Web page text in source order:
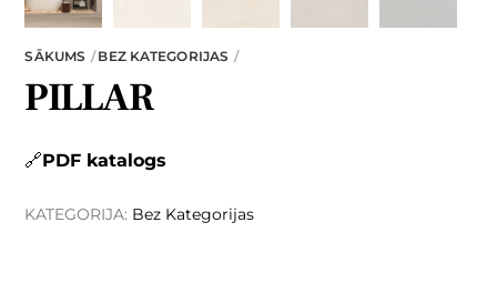
SĀKUMS BEZ KATEGORIJAS
PILLAR
PDF katalogs
KATEGORIJA: Bez Kategorijas